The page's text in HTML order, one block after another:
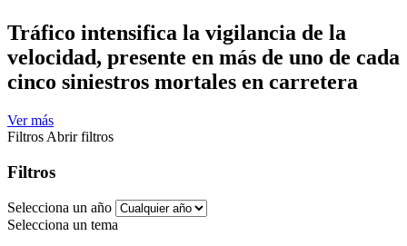
Tráfico intensifica la vigilancia de la
velocidad, presente en más de uno de cada
cinco siniestros mortales en carretera
Ver más
Filtros Abrir filtros
Filtros
Selecciona un año
Selecciona un tema